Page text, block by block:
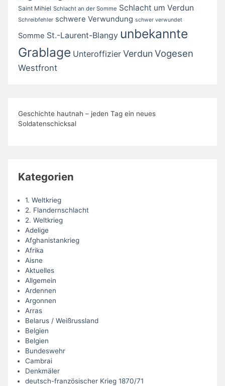
Saint Mihiel Schlacht an der Somme Schlacht um Verdun
Schreibfehler schwere Verwundung schwer verwundet
Somme St.-Laurent-Blangy unbekannte
Grablage Unteroffizier Verdun Vogesen
Westfront
Geschichte hautnah – jeden Tag ein neues
Soldatenschicksal
Kategorien
1. Weltkrieg
2. Flandernschlacht
2. Weltkrieg
Adelige
Afghanistankrieg
Afrika
Aisne
Aktuelles
Allgemein
Ardennen
Argonnen
Arras
Belarus / Weißrussland
Belgien
Belgien
Bundeswehr
Cambrai
Denkmäler
deutsch-französischer Krieg 1870/71